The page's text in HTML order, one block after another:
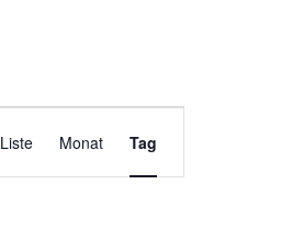
Ansichten-
Liste Monat Tag